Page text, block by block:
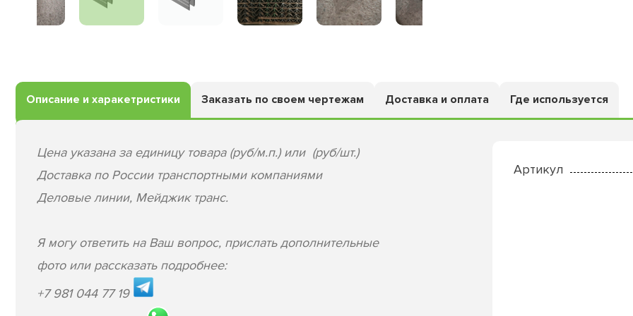
Описание и харакетристики Заказать по своем чертежам Доставка и оплата Где используется
Цена указана за единицу товара (руб/м.п.) или (руб/шт.)
Доставка по России транспортными компаниями
Деловые линии, Мейджик транс.
Я могу ответить на Ваш вопрос, прислать дополнительные
фото или рассказать подробнее:
+7 981 044 77 19
Артикул